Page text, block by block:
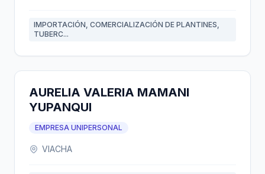
IMPORTACIÓN, COMERCIALIZACIÓN DE PLANTINES,
TUBERC...
AURELIA VALERIA MAMANI
YUPANQUI
EMPRESA UNIPERSONAL
VIACHA